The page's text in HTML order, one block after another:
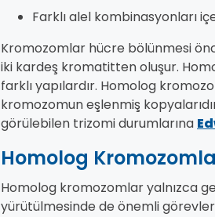
Farklı alel kombinasyonları
Kromozomlar hücre bölünmesi
iki kardeş kromatitten oluşur.
farklı yapılardır. Homolog
kromozomun eşlenmiş
görülebilen trizomi durumlarına
Homolog
Homolog kromozomlar yalnızca
yürütülmesinde de önemli